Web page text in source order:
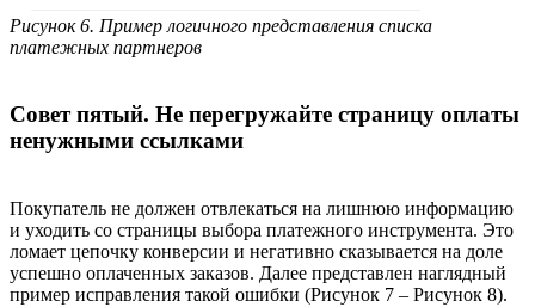
Рисунок 6. Пример логичного представления списка
платежных партнеров
Совет пятый. Не перегружайте страницу оплаты
ненужными ссылками
Покупатель не должен отвлекаться на лишнюю информацию
и уходить со страницы выбора платежного инструмента. Это
ломает цепочку конверсии и негативно сказывается на доле
успешно оплаченных заказов. Далее представлен наглядный
пример исправления такой ошибки (Рисунок 7 – Рисунок 8).